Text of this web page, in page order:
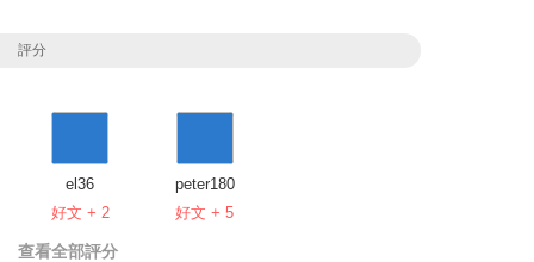
評分
el36
好文 + 2
peter180
好文 + 5
查看全部評分